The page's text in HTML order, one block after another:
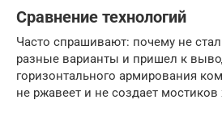
Сравнение технологий
Часто спрашивают: почему не
разные варианты и пришел к
горизонтального армирования
не ржавеет и не создает мостиков